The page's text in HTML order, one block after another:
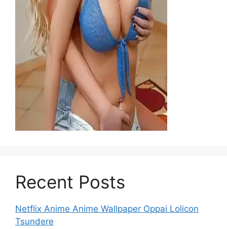
Recent Posts
Netflix Anime Anime Wallpaper Oppai Lolicon
Tsundere